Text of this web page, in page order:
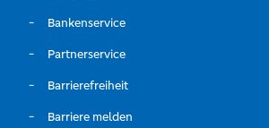
Bankenservice
Partnerservice
Barrierefreiheit
Barriere melden